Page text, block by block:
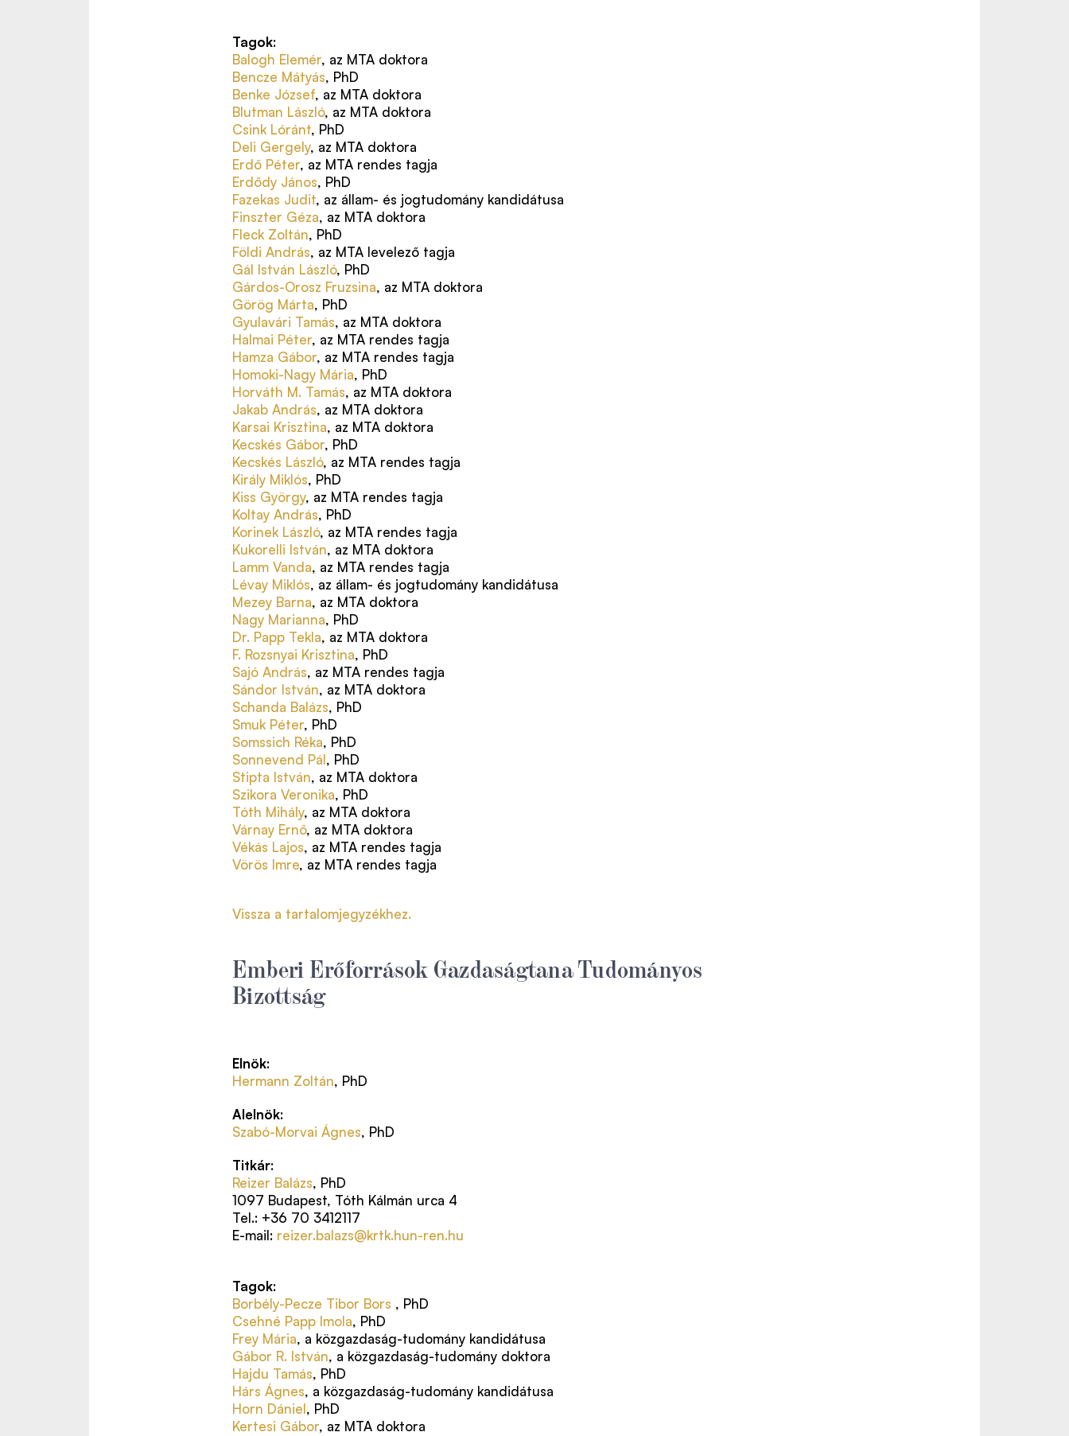
Tagok:
Balogh Elemér, az MTA doktora
Bencze Mátyás, PhD
Benke József, az MTA doktora
Blutman László, az MTA doktora
Csink Lóránt, PhD
Deli Gergely, az MTA doktora
Erdő Péter, az MTA rendes tagja
Erdődy János, PhD
Fazekas Judit, az állam- és jogtudomány kandidátusa
Finszter Géza, az MTA doktora
Fleck Zoltán, PhD
Földi András, az MTA levelező tagja
Gál István László, PhD
Gárdos-Orosz Fruzsina, az MTA doktora
Görög Márta, PhD
Gyulavári Tamás, az MTA doktora
Halmai Péter, az MTA rendes tagja
Hamza Gábor, az MTA rendes tagja
Homoki-Nagy Mária, PhD
Horváth M. Tamás, az MTA doktora
Jakab András, az MTA doktora
Karsai Krisztina, az MTA doktora
Kecskés Gábor, PhD
Kecskés László, az MTA rendes tagja
Király Miklós, PhD
Kiss György, az MTA rendes tagja
Koltay András, PhD
Korinek László, az MTA rendes tagja
Kukorelli István, az MTA doktora
Lamm Vanda, az MTA rendes tagja
Lévay Miklós, az állam- és jogtudomány kandidátusa
Mezey Barna, az MTA doktora
Nagy Marianna, PhD
Dr. Papp Tekla, az MTA doktora
F. Rozsnyai Krisztina, PhD
Sajó András, az MTA rendes tagja
Sándor István, az MTA doktora
Schanda Balázs, PhD
Smuk Péter, PhD
Somssich Réka, PhD
Sonnevend Pál, PhD
Stipta István, az MTA doktora
Szikora Veronika, PhD
Tóth Mihály, az MTA doktora
Várnay Ernő, az MTA doktora
Vékás Lajos, az MTA rendes tagja
Vörös Imre, az MTA rendes tagja
Vissza a tartalomjegyzékhez.
Emberi Erőforrások Gazdaságtana Tudományos
Bizottság
Elnök:
Hermann Zoltán, PhD
Alelnök:
Szabó-Morvai Ágnes, PhD
Titkár:
Reizer Balázs, PhD
1097 Budapest, Tóth Kálmán urca 4
Tel.: +36 70 3412117
E-mail: reizer.balazs@krtk.hun-ren.hu
Tagok:
Borbély-Pecze Tibor Bors , PhD
Csehné Papp Imola, PhD
Frey Mária, a közgazdaság-tudomány kandidátusa
Gábor R. István, a közgazdaság-tudomány doktora
Hajdu Tamás, PhD
Hárs Ágnes, a közgazdaság-tudomány kandidátusa
Horn Dániel, PhD
Kertesi Gábor, az MTA doktora